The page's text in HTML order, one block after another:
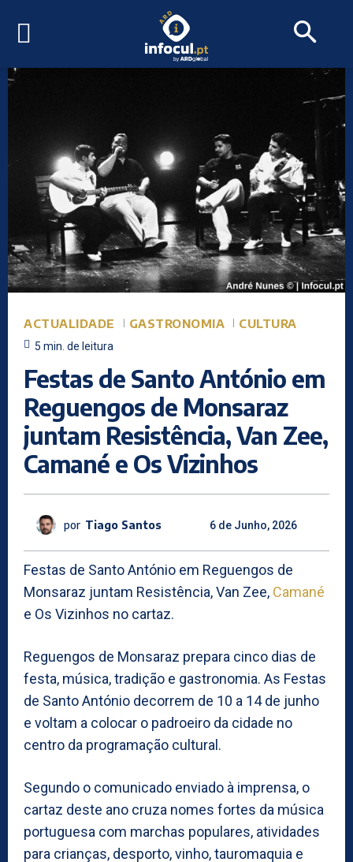
ACTUALIDADE GASTRONOMIA CULTURA
5 min. de leitura
Festas de Santo António em
Reguengos de Monsaraz
juntam Resistência, Van Zee,
Camané e Os Vizinhos
por Tiago Santos 6 de Junho, 2026
Festas de Santo António em Reguengos de
Monsaraz juntam Resistência, Van Zee, Camané
e Os Vizinhos no cartaz.
Reguengos de Monsaraz prepara cinco dias de
festa, música, tradição e gastronomia. As Festas
de Santo António decorrem de 10 a 14 de junho
e voltam a colocar o padroeiro da cidade no
centro da programação cultural.
Segundo o comunicado enviado à imprensa, o
cartaz deste ano cruza nomes fortes da música
portuguesa com marchas populares, atividades
para crianças, desporto, vinho, tauromaquia e